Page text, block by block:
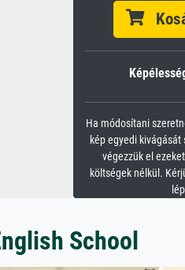
Ha módosítani
kép egyedi
végezzük el
költségek nélkül.
School